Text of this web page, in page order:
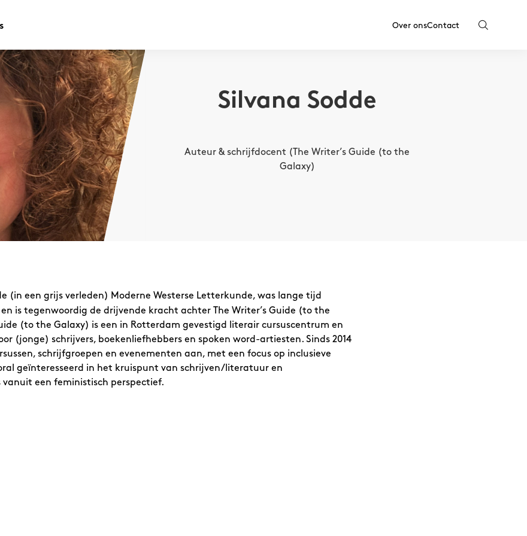
Over onsContact
Silvana Sodde
Auteur & schrijfdocent (The Writer’s Guide (to the
Galaxy)
(in een grijs verleden) Moderne Westerse Letterkunde, was lange tijd
is tegenwoordig de drijvende kracht achter The Writer’s Guide (to the
(to the Galaxy) is een in Rotterdam gevestigd literair cursuscentrum en
(jonge) schrijvers, boekenliefhebbers en spoken word-artiesten. Sinds 2014
schrijfgroepen en evenementen aan, met een focus op inclusieve
geïnteresseerd in het kruispunt van schrijven/literatuur en
een feministisch perspectief.